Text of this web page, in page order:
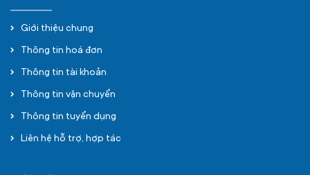
Giới thiệu chung
Thông tin hoá đơn
Thông tin tài khoản
Thông tin vận chuyển
Thông tin tuyển dụng
Liên hệ hỗ trợ, hợp tác